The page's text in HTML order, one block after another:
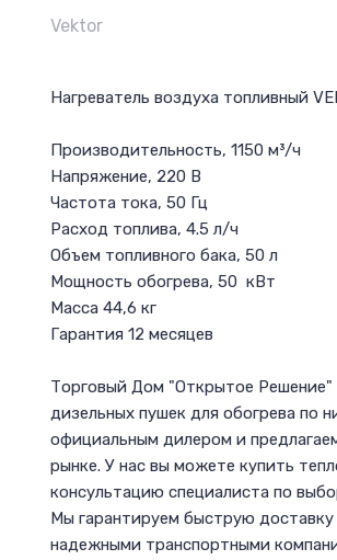
Vektor
Нагреватель воздуха топливный
Производительность, 1150 м³/ч
Напряжение, 220 В
Частота тока, 50 Гц
Расход топлива, 4.5 л/ч
Объем топливного бака, 50 л
Мощность обогрева, 50 кВт
Масса 44,6 кг
Гарантия 12 месяцев
Торговый Дом "Открытое Решение"
дизельных пушек для обогрева по
официальным дилером и
рынке. У нас вы можете купить
консультацию специалиста по
Мы гарантируем быструю
надежными транспортными